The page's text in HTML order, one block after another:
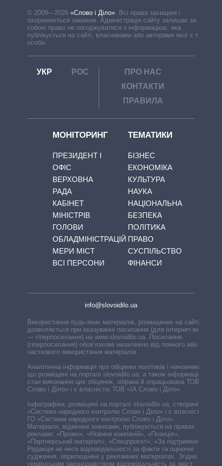
© 2009—2026 «Слово і Діло» Всі права захищені і
охороняються законом. Адміністрація сайту залишає за
собою право не погоджуватися з інформацією, яка
публікується на сайті, власниками або авторами якої є треті
особи.
УКР РОС
ПРО НАС
КОНТАКТИ
ПРАВИЛА
МОНІТОРИНГ
ПРЕЗИДЕНТ І
ОФІС
ВЕРХОВНА
РАДА
КАБІНЕТ
МІНІСТРІВ
ГОЛОВИ
ОБЛАДМІНІСТРАЦІЙ
МЕРИ МІСТ
ВСІ ПЕРСОНИ
ТЕМАТИКИ
БІЗНЕС
ЕКОНОМІКА
КУЛЬТУРА
НАУКА
НАЦІОНАЛЬНА
БЕЗПЕКА
ПОЛІТИКА
ПРАВО
СУСПІЛЬСТВО
ФІНАНСИ
info@slovoidilo.ua
Використання будь-яких матеріалів, розміщених на сайті,
дозволяється при вказуванні посилання (для інтернет-видань
— гіперпосилання) на www.slovoidilo.ua. Посилання
(гіперпосилання) обов’язкове незалежно від повного або
часткового використання матеріалів.
Аналітична інформація про обіцянки політиків і чиновників,
що розміщені на порталі slovoidilo.ua, а також інформація про
стан виконання цих обіцянок, зібрана й опрацьована ТОВ «ІА
Слово і Діло» і є власністю ТОВ «ІА Слово і Діло».
Інфографіки, розміщені на порталі slovoidilo.ua, створені ГО
«Система народного контролю Слово і Діло» і є власністю
ГО «Система народного контролю Слово і Діло».
Матеріали, відмічені значками, публікуються на правах
реклами: «Промо», «Новини компаній», «Позиція»,
«Партнерський матеріал», «Спецпроєкт», «За підтримки».
Редакція не несе відповідальності за факти та оціночні
судження, оприлюднені у рекламних матеріалах. Згідно з
українським законодавством відповідальність за зміст